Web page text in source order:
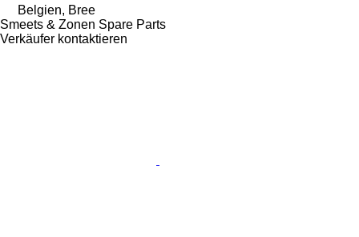
Belgien, Bree
Smeets & Zonen Spare Parts
Verkäufer kontaktieren